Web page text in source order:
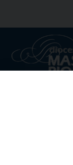
Privacy policy -